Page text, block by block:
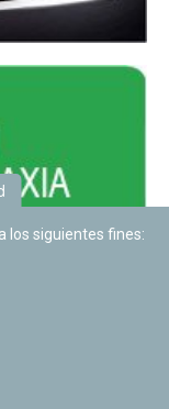
los siguientes fines: